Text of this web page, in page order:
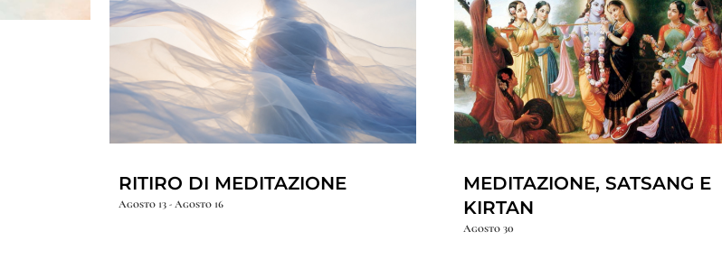
RITIRO DI MEDITAZIONE
Agosto 13 - Agosto 16
MEDITAZIONE, SATSANG E
KIRTAN
Agosto 30